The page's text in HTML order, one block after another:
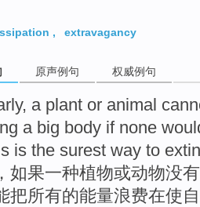
, extravagancy
原声例句 权威例句
, a plant or animal
a big body if none
is the surest way to
， 如果一种植物或动物没有
把所有的能量浪费在使